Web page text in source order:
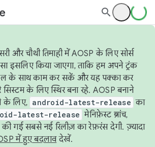
और चौथी तिमाही में AOSP के लिए सोर्स
इसलिए किया जाएगा, ताकि हम अपने ट्रंक
के साथ काम कर सकें और यह पक्का कर
के लिए स्थिर बना रहे. AOSP बनाने
के लिए, android-latest-release का
latest-release मेनिफ़ेस्ट ब्रांच,
गई सबसे नई रिलीज़ का रेफ़रंस देगी. ज़्यादा
में हुए बदलावदेखें.